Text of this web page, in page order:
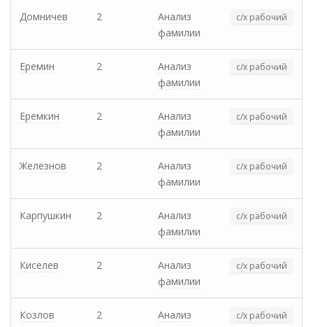
Домничев 2
Анализ
фамилии
с/х рабочий
Еремин 2
Анализ
фамилии
с/х рабочий
Еремкин 2
Анализ
фамилии
с/х рабочий
Железнов 2
Анализ
фамилии
с/х рабочий
Карпушкин 2
Анализ
фамилии
с/х рабочий
Киселев 2
Анализ
фамилии
с/х рабочий
Козлов 2
Анализ
с/х рабочий